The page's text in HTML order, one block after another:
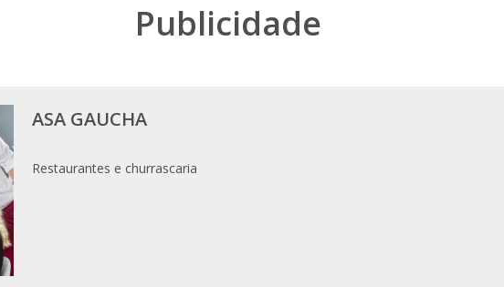
Publicidade
ASA GAUCHA
Restaurantes e churrascaria